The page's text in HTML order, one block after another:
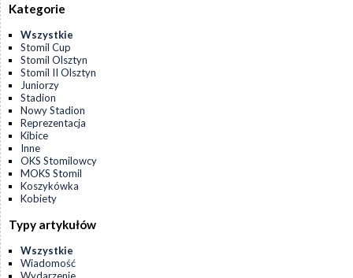
Kategorie
Wszystkie
Stomil Cup
Stomil Olsztyn
Stomil II Olsztyn
Juniorzy
Stadion
Nowy Stadion
Reprezentacja
Kibice
Inne
OKS Stomilowcy
MOKS Stomil
Koszykówka
Kobiety
Typy artykułów
Wszystkie
Wiadomość